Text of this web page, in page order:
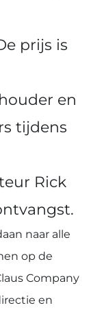
prijs is
en
tijdens
Rick
naar alle
op de
Company
en